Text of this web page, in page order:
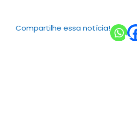
Compartilhe essa notícia!